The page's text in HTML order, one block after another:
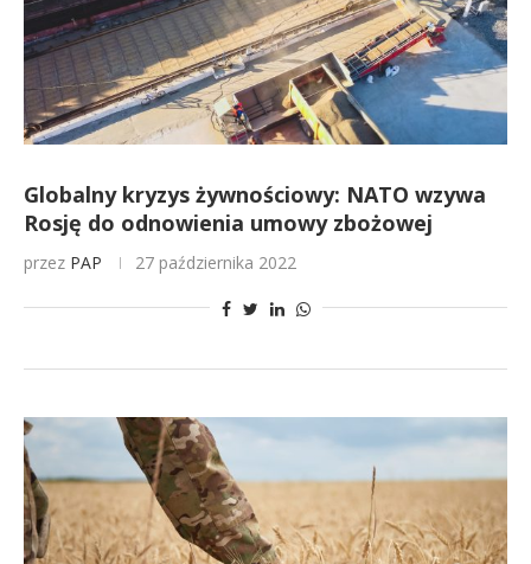
Globalny kryzys żywnościowy: NATO wzywa
Rosję do odnowienia umowy zbożowej
przez PAP 27 października 2022